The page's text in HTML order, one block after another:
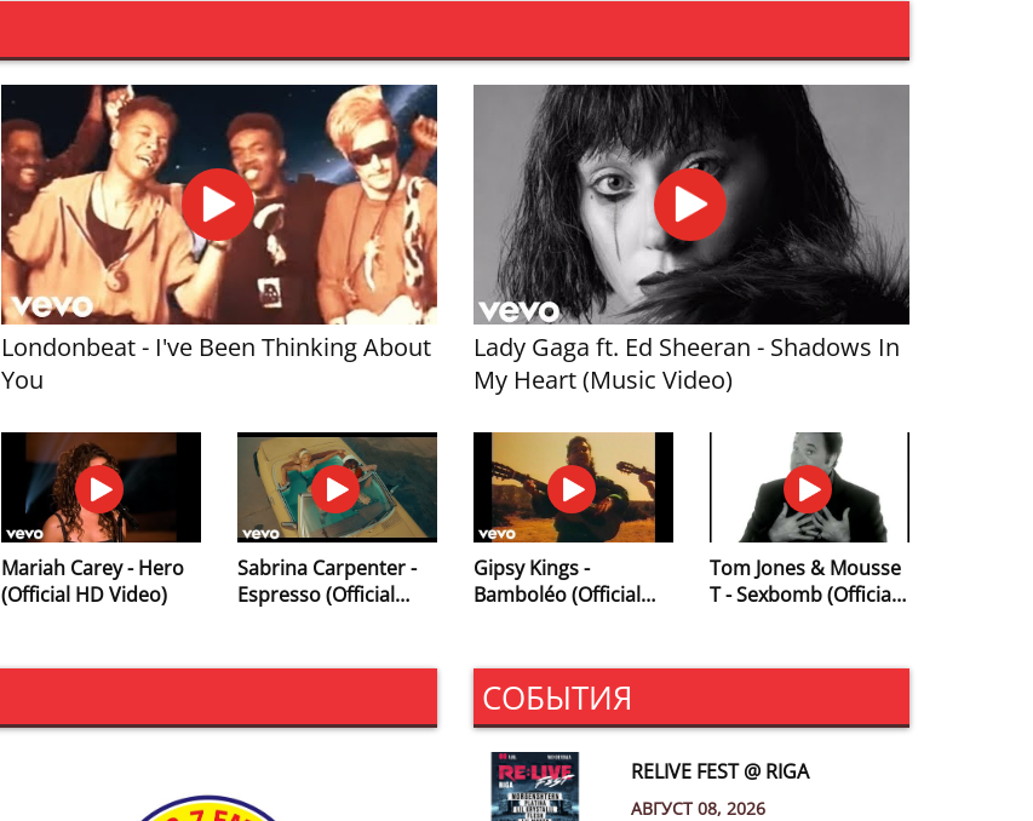
Londonbeat - I've Been Thinking About
You
Lady Gaga ft. Ed Sheeran - Shadows In
My Heart (Music Video)
Mariah Carey - Hero
(Official HD Video)
Sabrina Carpenter -
Espresso (Official
Gipsy Kings -
Bamboléo (Official
Tom Jones & Mousse
T - Sexbomb (Official
СОБЫТИЯ
RELIVE FEST @ RIGA
АВГУСТ 08, 2026